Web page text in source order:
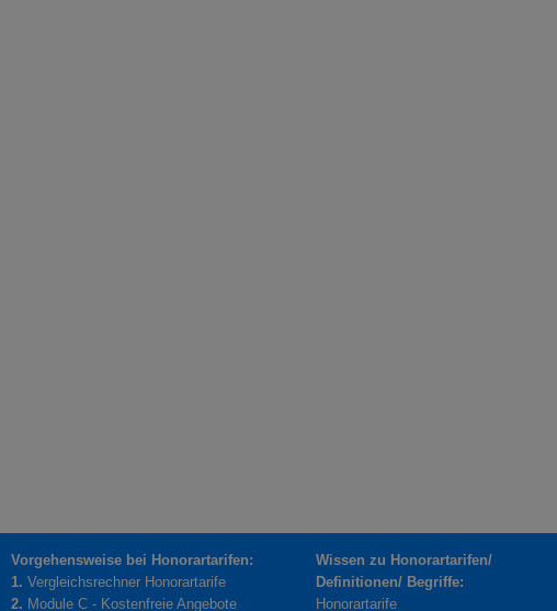
Vorgehensweise bei Honorartarifen:
1. Vergleichsrechner Honorartarife
2. Module C - Kostenfreie Angebote
Wissen zu Honorartarifen/
Definitionen/ Begriffe:
Honorartarife